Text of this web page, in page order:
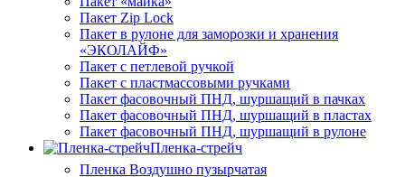
Пакет Zip Lock
Пакет в рулоне для заморозки и хранения
«ЭКОЛАЙФ»
Пакет с петлевой ручкой
Пакет с пластмассовыми ручками
Пакет фасовочный ПНД, шуршащий в пачках
Пакет фасовочный ПНД, шуршащий в пластах
Пакет фасовочный ПНД, шуршащий в рулоне
Пленка-стрейч
Пленка Воздушно пузырчатая